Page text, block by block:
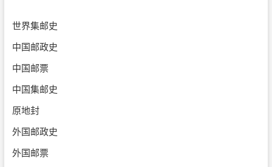
世界集邮史
中国邮政史
中国邮票
中国集邮史
原地封
外国邮政史
外国邮票